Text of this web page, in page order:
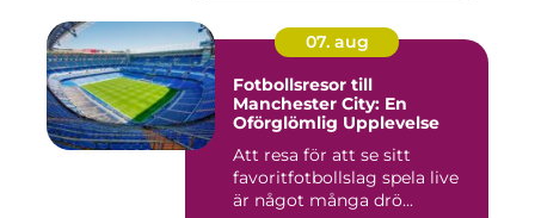
07. aug
Fotbollsresor till
Manchester City: En
Oförglömlig Upplevelse
Att resa för att se sitt
favoritfotbollslag spela live
är något många drö...